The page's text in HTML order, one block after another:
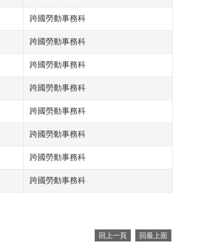
跨國勞動事務科
跨國勞動事務科
跨國勞動事務科
跨國勞動事務科
跨國勞動事務科
跨國勞動事務科
跨國勞動事務科
跨國勞動事務科
回上一頁 回最上面